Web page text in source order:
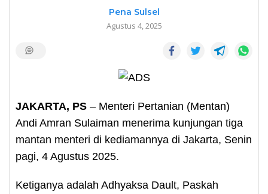
Pena Sulsel
Agustus 4, 2025
JAKARTA, PS – Menteri Pertanian (Mentan)
Andi Amran Sulaiman menerima kunjungan tiga
mantan menteri di kediamannya di Jakarta, Senin
pagi, 4 Agustus 2025.
Ketiganya adalah Adhyaksa Dault, Paskah